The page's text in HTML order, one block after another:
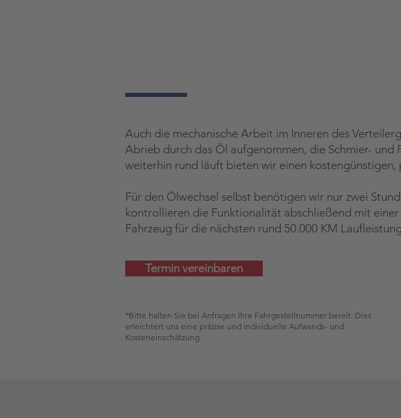
Auch die mechanische Arbeit im Inneren des
Abrieb durch das Öl aufgenommen, die Schmier- und
weiterhin rund läuft bieten wir einen
Für den Ölwechsel selbst benötigen wir nur zwei
kontrollieren die Funktionalität abschließend mit
Fahrzeug für die nächsten rund 50.000 KM
Termin vereinbaren
*Bitte halten Sie bei Anfragen Ihre Fahrgestellnummer bereit. Dies
erleichtert uns eine präzise und individuelle Aufwands- und
Kosteneinschätzung.